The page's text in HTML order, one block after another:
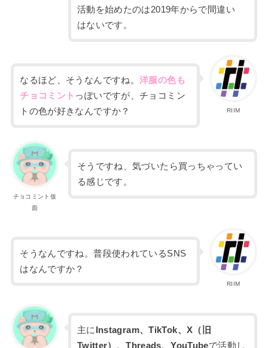
活動を始めたのは2019年からで間違い
はないです。
RIIM
なるほど、そうなんですね。洋服の色も
チョコミント っぽいですが、チョコミン
トの色が好きなんですか？
チョコミント仮
面
そうですね、気づいたら買っちゃってい
る感じです。
RIIM
そうなんですね。普段使われているSNS
はなんですか？
主に Instagram、TikTok、X（旧
Twitter）、Threads、YouTubeで活動し